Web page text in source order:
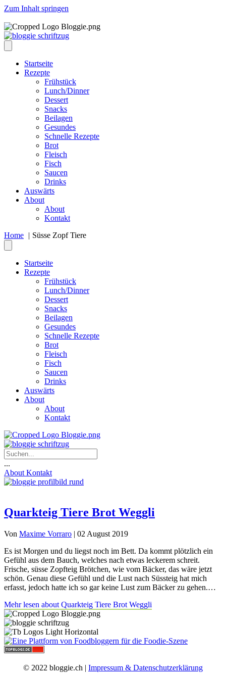
Zum Inhalt springen
Startseite
Rezepte
Frühstück
Lunch/Dinner
Dessert
Snacks
Beilagen
Gesundes
Schnelle Rezepte
Brot
Fleisch
Fisch
Saucen
Drinks
Auswärts
About
About
Kontakt
Home
Süsse Zopf Tiere
Startseite
Rezepte
Frühstück
Lunch/Dinner
Dessert
Snacks
Beilagen
Gesundes
Schnelle Rezepte
Brot
Fleisch
Fisch
Saucen
Drinks
Auswärts
About
About
Kontakt
...
About Kontakt
Quarkteig Tiere Brot Weggli
Von Maxime Vorraro | 02 August 2019
Es ist Morgen und du liegst noch im Bett. Da kommt plötzlich ein
Gefühl aus dem Bauch, welches nach etwas leckerem schreit.
Frische, süsse Zopfteig Brötchen, wie vom Bäcker, das wäre jetzt
schön. Genau diese Gefühl und die Lust nach Süssteig hat mich
erfasst, jedoch hatte ich so gar keine Lust zum Bäcker zu gehen.…
Mehr lesen about Quarkteig Tiere Brot Weggli
© 2022 bloggie.ch | Impressum & Datenschutzerklärung